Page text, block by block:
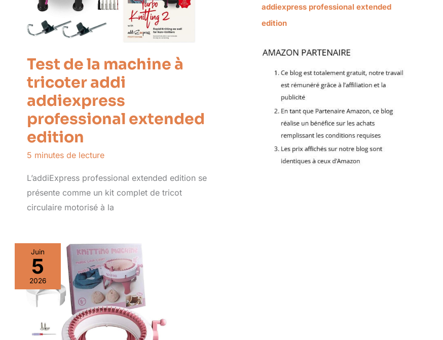
Test de la machine à
tricoter addi
addiexpress
professional extended
edition
5 minutes de lecture
L’addiExpress professional extended edition se
présente comme un kit complet de tricot
circulaire motorisé à la
Juin
5
2026
addiexpress professional extended
edition